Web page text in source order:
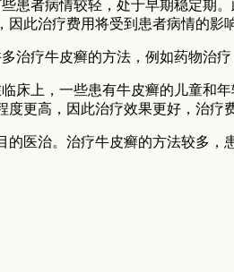
患者病情较轻，处于早期稳定期
此治疗费用将受到患者病情的影响
治疗牛皮癣的方法，例如药物治
床上，一些患有牛皮癣的儿童和
更高，因此治疗效果更好，治疗
的医治。治疗牛皮癣的方法较多